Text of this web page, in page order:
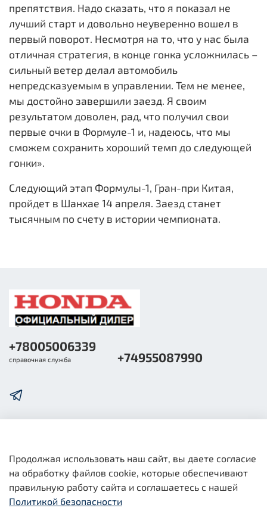
препятствия. Надо сказать, что я показал не
лучший старт и довольно неуверенно вошел в
первый поворот. Несмотря на то, что у нас была
отличная стратегия, в конце гонка усложнилась –
сильный ветер делал автомобиль
непредсказуемым в управлении. Тем не менее,
мы достойно завершили заезд. Я своим
результатом доволен, рад, что получил свои
первые очки в Формуле-1 и, надеюсь, что мы
сможем сохранить хороший темп до следующей
гонки».
Следующий этап Формулы-1, Гран-при Китая,
пройдет в Шанхае 14 апреля. Заезд станет
тысячным по счету в истории чемпионата.
Общая информация
+78005006339
справочная служба +74955087990
Продолжая использовать наш сайт, вы даете согласие
на обработку файлов cookie, которые обеспечивают
правильную работу сайта и соглашаетесь с нашей
Политикой безопасности